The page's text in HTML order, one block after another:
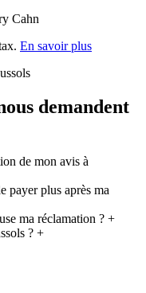
Cahn
En savoir plus
demandent
de mon avis à
payer plus après ma
ma réclamation ?+
?+